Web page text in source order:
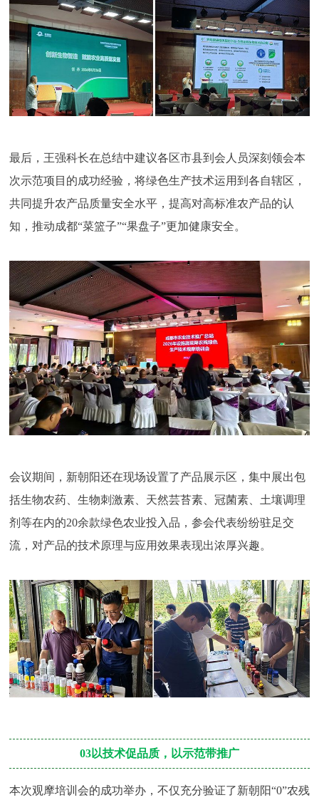
最后，王强科长在总结中建议各区市县到会人员深刻领会本
次示范项目的成功经验，将绿色生产技术运用到各自辖区，
共同提升农产品质量安全水平，提高对高标准农产品的认
知，推动成都“菜篮子”“果盘子”更加健康安全。
会议期间，新朝阳还在现场设置了产品展示区，集中展出包
括生物农药、生物刺激素、天然芸苔素、冠菌素、土壤调理
剂等在内的20余款绿色农业投入品，参会代表纷纷驻足交
流，对产品的技术原理与应用效果表现出浓厚兴趣。
03以技术促品质，以示范带推广
本次观摩培训会的成功举办，不仅充分验证了新朝阳“0”农残